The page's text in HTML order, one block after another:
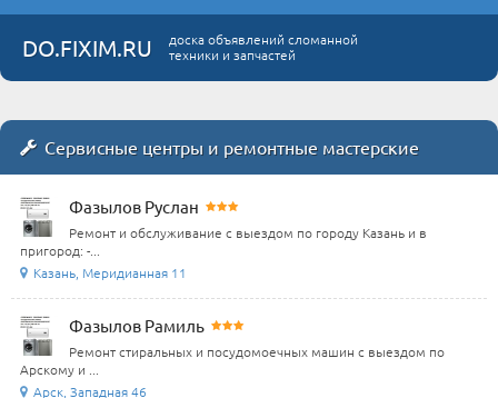
DO.FIXIM.RU
доска объявлений сломанной
техники и запчастей
Сервисные центры и ремонтные мастерские
Фазылов Руслан
Ремонт и обслуживание с выездом по городу Казань и в
пригород: -...
Казань, Меридианная 11
Фазылов Рамиль
Ремонт стиральных и посудомоечных машин с выездом по
Арскому и ...
Арск, Западная 46